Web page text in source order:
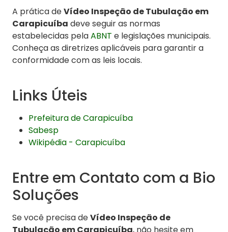
A prática deVídeo Inspeção de Tubulação em
Carapicuíba deve seguir as normas
estabelecidas pelaABNT e legislações municipais.
Conheça as diretrizes aplicáveis para garantir a
conformidade com as leis locais.
Links Úteis
Prefeitura de Carapicuíba
Sabesp
Wikipédia - Carapicuíba
Entre em Contato com a Bio
Soluções
Se você precisa deVídeo Inspeção de